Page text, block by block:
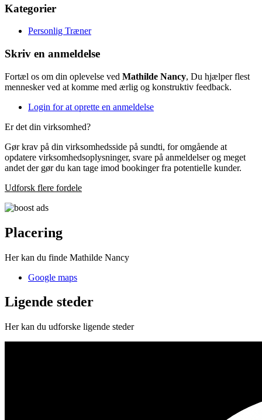
Kategorier
Personlig Træner
Skriv en anmeldelse
Fortæl os om din oplevelse ved Mathilde Nancy, Du hjælper flest
mennesker ved at komme med ærlig og konstruktiv feedback.
Login for at oprette en anmeldelse
Er det din virksomhed?
Gør krav på din virksomhedsside på sundti, for omgående at
opdatere virksomhedsoplysninger, svare på anmeldelser og meget
andet der gør du kan tage imod bookinger fra potentielle kunder.
Udforsk flere fordele
Placering
Her kan du finde Mathilde Nancy
Google maps
Ligende steder
Her kan du udforske ligende steder